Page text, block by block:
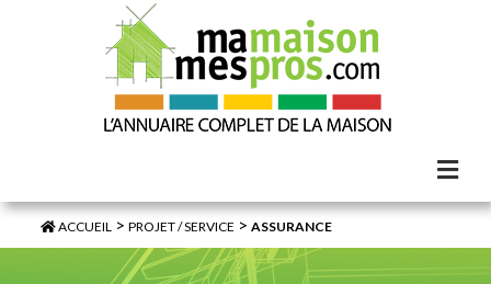
ACCUEIL >PROJET / SERVICE >ASSURANCE